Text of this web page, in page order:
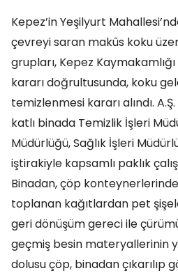
Kepez’in Yeşilyurt
çevreyi saran makûs koku
grupları, Kepez Kaymakamlığı
kararı doğrultusunda, koku
temizlenmesi kararı alındı.
katlı binada Temizlik İşleri
Müdürlüğü, Sağlık İşleri
iştirakiyle kapsamlı paklık
Binadan, çöp
toplanan kağıtlardan pet
geri dönüşüm gereci ile
geçmiş besin materyallerinin
dolusu çöp, binadan çıkarılıp